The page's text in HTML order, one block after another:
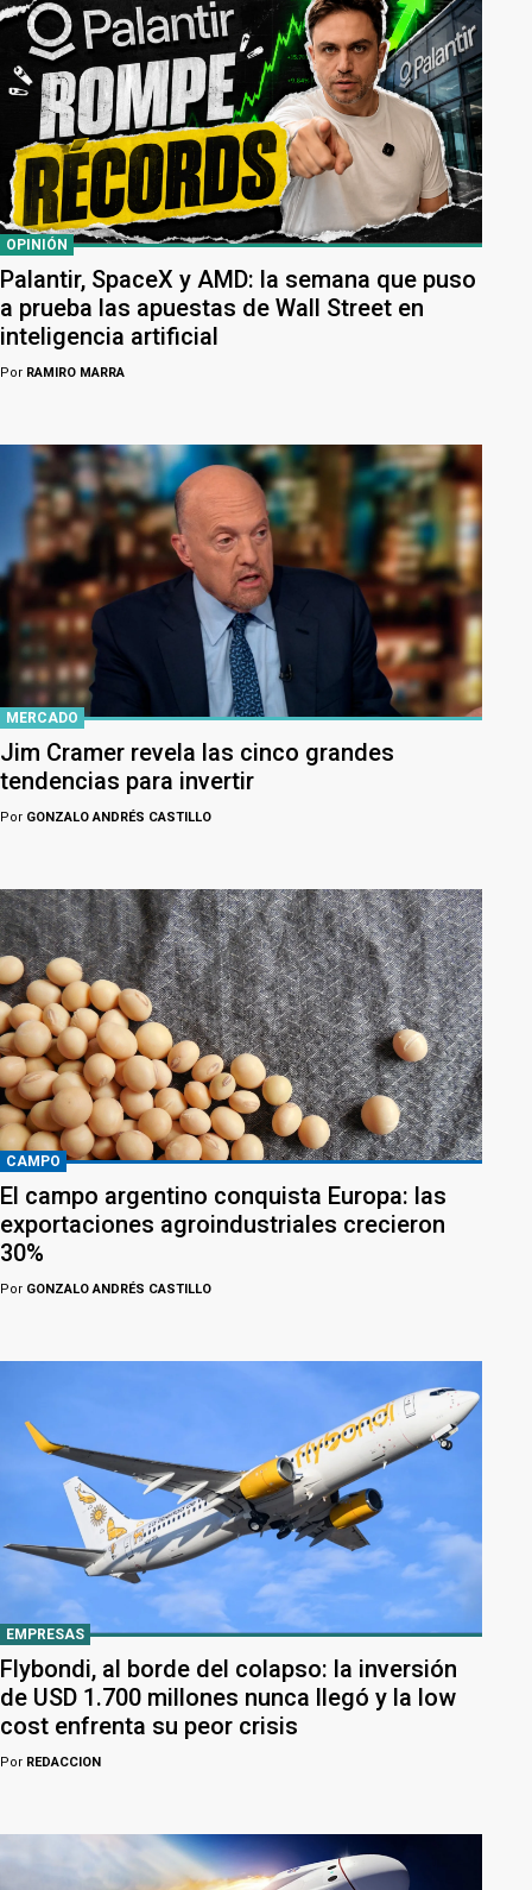
OPINIÓN
Palantir, SpaceX y AMD: la semana que puso
a prueba las apuestas de Wall Street en
inteligencia artificial
Por RAMIRO MARRA
MERCADO
Jim Cramer revela las cinco grandes
tendencias para invertir
Por GONZALO ANDRÉS CASTILLO
CAMPO
El campo argentino conquista Europa: las
exportaciones agroindustriales crecieron
30%
Por GONZALO ANDRÉS CASTILLO
EMPRESAS
Flybondi, al borde del colapso: la inversión
de USD 1.700 millones nunca llegó y la low
cost enfrenta su peor crisis
Por REDACCION